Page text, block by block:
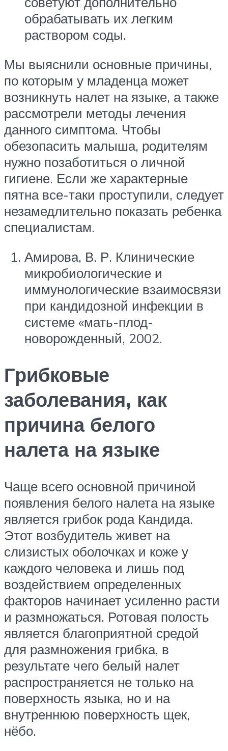
обрабатывать их легким
раствором соды.
Мы выяснили основные причины,
по которым у младенца может
возникнуть налет на языке, а также
рассмотрели методы лечения
данного симптома. Чтобы
обезопасить малыша, родителям
нужно позаботиться о личной
гигиене. Если же характерные
пятна все-таки проступили, следует
незамедлительно показать ребенка
специалистам.
Амирова, В. Р. Клинические
микробиологические и
иммунологические взаимосвязи
при кандидозной инфекции в
системе «мать-плод-
новорожденный, 2002.
Грибковые
заболевания, как
причина белого
налета на языке
Чаще всего основной причиной
появления белого налета на языке
является грибок рода Кандида.
Этот возбудитель живет на
слизистых оболочках и коже у
каждого человека и лишь под
воздействием определенных
факторов начинает усиленно расти
и размножаться. Ротовая полость
является благоприятной средой
для размножения грибка, в
результате чего белый налет
распространяется не только на
поверхность языка, но и на
внутреннюю поверхность щек,
нёбо.